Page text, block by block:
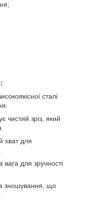
сталі
чистий зріз, який
хват для
вага для зручності
та зношування, що